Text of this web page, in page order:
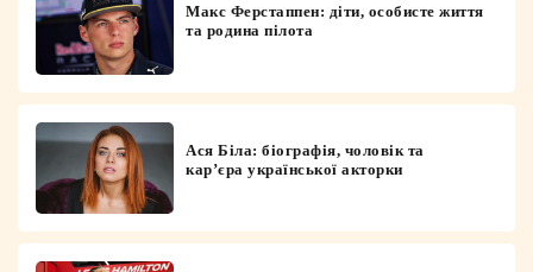
Макс Ферстаппен: діти, особисте життя
та родина пілота
Ася Біла: біографія, чоловік та
кар’єра української акторки